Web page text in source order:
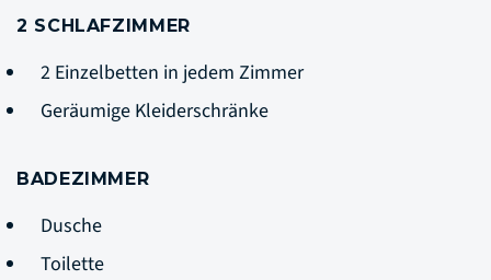
2 SCHLAFZIMMER
2 Einzelbetten in jedem Zimmer
Geräumige Kleiderschränke
BADEZIMMER
Dusche
Toilette